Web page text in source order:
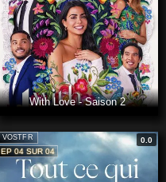
With Love - Saison 2
VOSTFR
0.0
EP 04 SUR 04